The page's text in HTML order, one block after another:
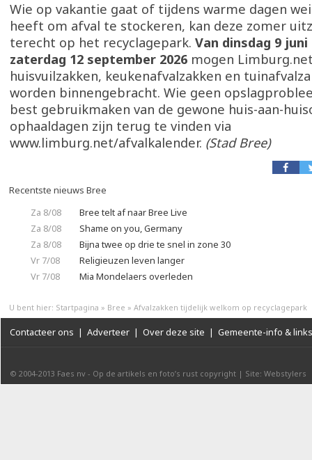
Wie op vakantie gaat of tijdens warme dagen
heeft om afval te stockeren, kan deze zomer
terecht op het recyclagepark. Van dinsdag 9
zaterdag 12 september 2026 mogen
huisvuilzakken, keukenafvalzakken en
worden binnengebracht. Wie geen
best gebruikmaken van de gewone huis-aan-
ophaaldagen zijn terug te vinden via
www.limburg.net/afvalkalender. (Stad Bree)
Recentste nieuws Bree
Za 8/08
Bree telt af naar Bree Live
Za 8/08
Shame on you, Germany
Za 8/08
Bijna twee op drie te snel in zone 30
Vr 7/08
Religieuzen leven langer
Vr 7/08
Mia Mondelaers overleden
U bent hier: Startpagina » Bree » Afvalzakken tijdelijk welkom op recyclagepark
Contacteer ons | Adverteer | Over deze site | Gemeente-info & links
© 2004-2013 Faes nv - Op de artikels en foto’s rust copyright | Site: Webstylers